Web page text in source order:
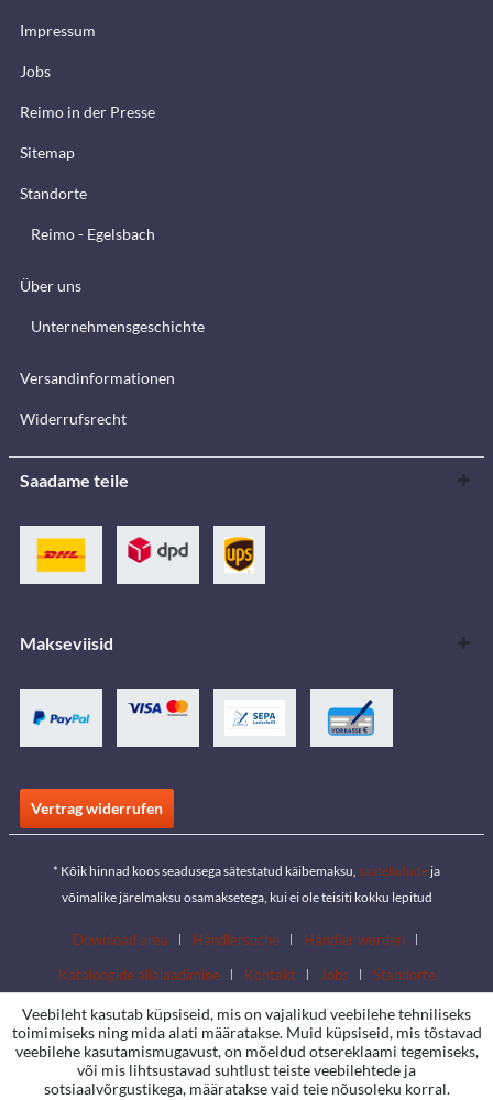
Impressum
Jobs
Reimo in der Presse
Sitemap
Standorte
Reimo - Egelsbach
Über uns
Unternehmensgeschichte
Versandinformationen
Widerrufsrecht
Saadame teile
Makseviisid
Vertrag widerrufen
* Kõik hinnad koos seadusega sätestatud käibemaksu, saatekulude ja
võimalike järelmaksu osamaksetega, kui ei ole teisiti kokku lepitud
Download area Händlersuche
Händler werden
Kataloogide allalaadimine
Kontakt Jobs Standorte
Veebileht kasutab küpsiseid, mis on vajalikud veebilehe tehniliseks
toimimiseks ning mida alati määratakse. Muid küpsiseid, mis tõstavad
veebilehe kasutamismugavust, on mõeldud otsereklaami tegemiseks,
või mis lihtsustavad suhtlust teiste veebilehtede ja
sotsiaalvõrgustikega, määratakse vaid teie nõusoleku korral.